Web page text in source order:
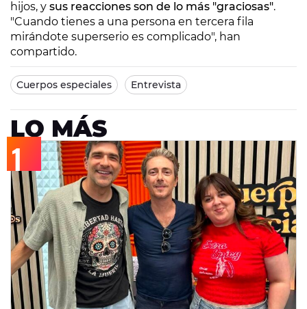
hijos, y sus reacciones son de lo más "graciosas".
"Cuando tienes a una persona en tercera fila
mirándote superserio es complicado", han
compartido.
Cuerpos especiales Entrevista
LO MÁS